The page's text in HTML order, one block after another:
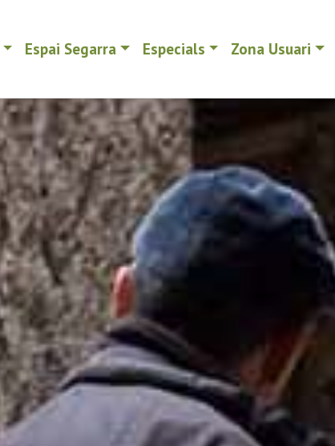
Espai Segarra Especials Zona Usuari